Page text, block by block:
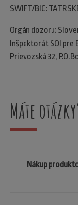
SWIFT/BIC:
Orgán dozoru:
Inšpektorát SOI pre
Prievozská 32,
Máte
Nákup